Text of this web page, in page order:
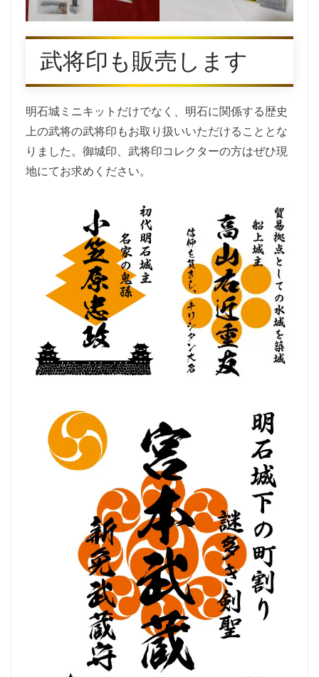
武将印も販売します
明石城ミニキットだけでなく、明石に関係する歴史
上の武将の武将印もお取り扱いいただけることとな
りました。御城印、武将印コレクターの方はぜひ現
地にてお求めください。